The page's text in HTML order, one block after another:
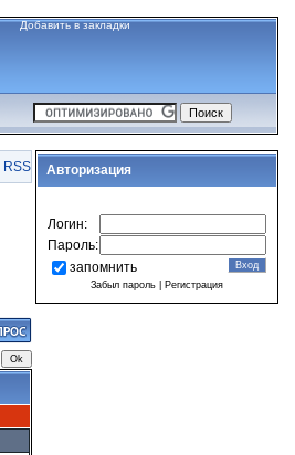
Добавить в закладки
RSS Авторизация
Логин:
Пароль:
запомнить
Забыл пароль Регистрация